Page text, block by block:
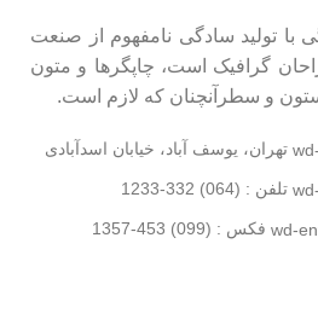
با تولید سادگی نامفهوم از صنعت
گرافیک است، چاپگرها و متون
و سطرآنچنان که لازم است.
تهران، یوسف آباد، خیابان اسدآبادی
تلفن : (064) 332-1233
فکس : (099) 453-1357